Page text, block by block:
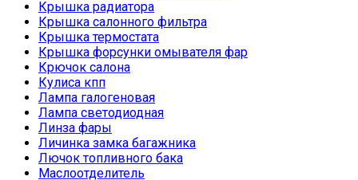
Крышка радиатора
Крышка салонного фильтра
Крышка термостата
Крышка форсунки омывателя фар
Крючок салона
Кулиса кпп
Лампа галогеновая
Лампа светодиодная
Линза фары
Личинка замка багажника
Лючок топливного бака
Маслоотделитель